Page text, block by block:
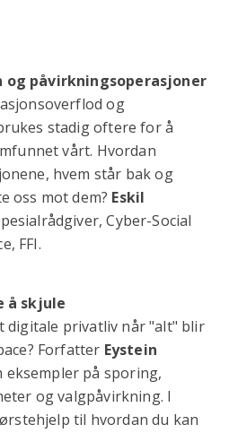
og påvirkningsoperasjoner
og
stadig oftere for å
vårt. Hvordan
hvem står bak og
oss mot dem? Eskil
Cyber-Social
FFI.
å skjule
digitale privatliv når "alt" blir
Forfatter Eystein
eksempler på sporing,
og valgpåvirkning. I
til hvordan du kan